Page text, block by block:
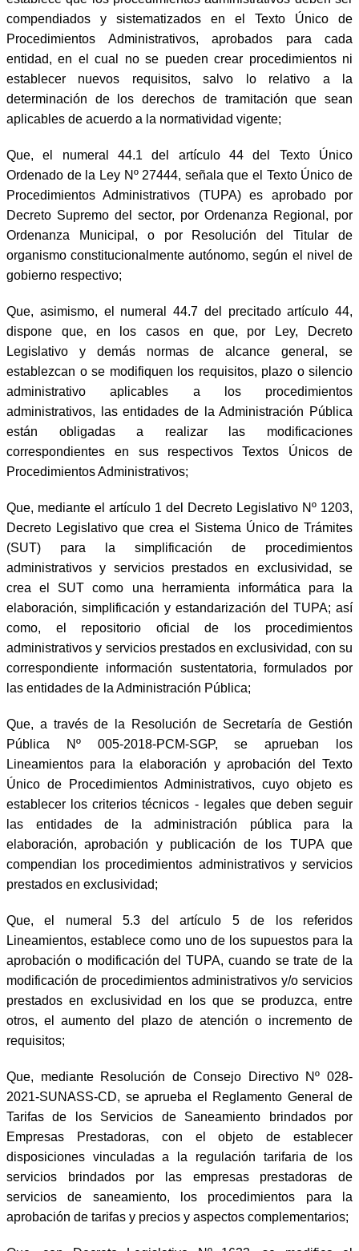
compendiados y sistematizados en el Texto Único de
Procedimientos Administrativos, aprobados para cada
entidad, en el cual no se pueden crear procedimientos ni
establecer nuevos requisitos, salvo lo relativo a la
determinación de los derechos de tramitación que sean
aplicables de acuerdo a la normatividad vigente;
Que, el numeral 44.1 del artículo 44 del Texto Único
Ordenado de la Ley Nº 27444, señala que el Texto Único de
Procedimientos Administrativos (TUPA) es aprobado por
Decreto Supremo del sector, por Ordenanza Regional, por
Ordenanza Municipal, o por Resolución del Titular de
organismo constitucionalmente autónomo, según el nivel de
gobierno respectivo;
Que, asimismo, el numeral 44.7 del precitado artículo 44,
dispone que, en los casos en que, por Ley, Decreto
Legislativo y demás normas de alcance general, se
establezcan o se modifiquen los requisitos, plazo o silencio
administrativo aplicables a los procedimientos
administrativos, las entidades de la Administración Pública
están obligadas a realizar las modificaciones
correspondientes en sus respectivos Textos Únicos de
Procedimientos Administrativos;
Que, mediante el artículo 1 del Decreto Legislativo Nº 1203,
Decreto Legislativo que crea el Sistema Único de Trámites
(SUT) para la simplificación de procedimientos
administrativos y servicios prestados en exclusividad, se
crea el SUT como una herramienta informática para la
elaboración, simplificación y estandarización del TUPA; así
como, el repositorio oficial de los procedimientos
administrativos y servicios prestados en exclusividad, con su
correspondiente información sustentatoria, formulados por
las entidades de la Administración Pública;
Que, a través de la Resolución de Secretaría de Gestión
Pública Nº 005-2018-PCM-SGP, se aprueban los
Lineamientos para la elaboración y aprobación del Texto
Único de Procedimientos Administrativos, cuyo objeto es
establecer los criterios técnicos - legales que deben seguir
las entidades de la administración pública para la
elaboración, aprobación y publicación de los TUPA que
compendian los procedimientos administrativos y servicios
prestados en exclusividad;
Que, el numeral 5.3 del artículo 5 de los referidos
Lineamientos, establece como uno de los supuestos para la
aprobación o modificación del TUPA, cuando se trate de la
modificación de procedimientos administrativos y/o servicios
prestados en exclusividad en los que se produzca, entre
otros, el aumento del plazo de atención o incremento de
requisitos;
Que, mediante Resolución de Consejo Directivo Nº 028-
2021-SUNASS-CD, se aprueba el Reglamento General de
Tarifas de los Servicios de Saneamiento brindados por
Empresas Prestadoras, con el objeto de establecer
disposiciones vinculadas a la regulación tarifaria de los
servicios brindados por las empresas prestadoras de
servicios de saneamiento, los procedimientos para la
aprobación de tarifas y precios y aspectos complementarios;